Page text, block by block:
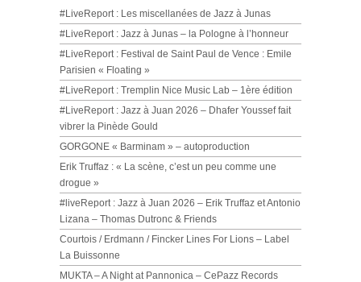
#LiveReport : Les miscellanées de Jazz à Junas
#LiveReport : Jazz à Junas – la Pologne à l’honneur
#LiveReport : Festival de Saint Paul de Vence : Emile
Parisien « Floating »
#LiveReport : Tremplin Nice Music Lab – 1ère édition
#LiveReport : Jazz à Juan 2026 – Dhafer Youssef fait
vibrer la Pinède Gould
GORGONE « Barminam » – autoproduction
Erik Truffaz : « La scène, c’est un peu comme une
drogue »
#liveReport : Jazz à Juan 2026 – Erik Truffaz et Antonio
Lizana – Thomas Dutronc & Friends
Courtois / Erdmann / Fincker Lines For Lions – Label
La Buissonne
MUKTA – A Night at Pannonica – CePazz Records